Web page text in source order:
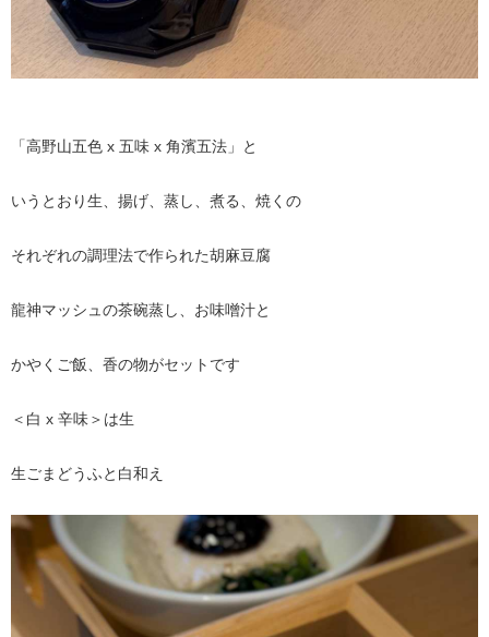
「高野山五色 x 五味 x 角濱五法」と
いうとおり生、揚げ、蒸し、煮る、焼くの
それぞれの調理法で作られた胡麻豆腐
龍神マッシュの茶碗蒸し、お味噌汁と
かやくご飯、香の物がセットです
＜白 x 辛味＞は生
生ごまどうふと白和え